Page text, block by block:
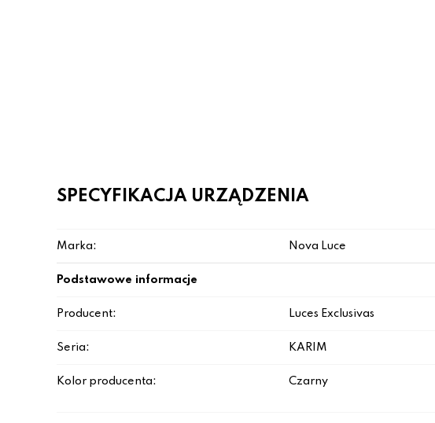
SPECYFIKACJA URZĄDZENIA
Marka: Nova Luce
Podstawowe informacje
Producent: Luces Exclusivas
Seria: KARIM
Kolor producenta: Czarny